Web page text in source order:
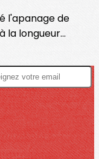
l'apanage de
la longueur...